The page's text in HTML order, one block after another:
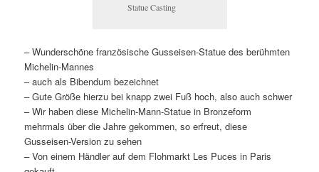
Statue Casting
– Wunderschöne französische Gusseisen-Statue des berühmten
Michelin-Mannes
– auch als Bibendum bezeichnet
– Gute Größe hierzu bei knapp zwei Fuß hoch, also auch schwer
– Wir haben diese Michelin-Mann-Statue in Bronzeform
mehrmals über die Jahre gekommen, so erfreut, diese
Gusseisen-Version zu sehen
– Von einem Händler auf dem Flohmarkt Les Puces in Paris